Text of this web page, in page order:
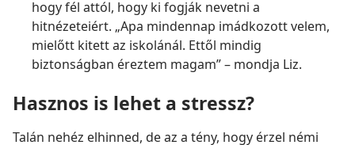
hogy fél attól, hogy ki fogják nevetni a
hitnézeteiért. „Apa mindennap imádkozott velem,
mielőtt kitett az iskolánál. Ettől mindig
biztonságban éreztem magam” – mondja Liz.
Hasznos is lehet a stressz?
Talán nehéz elhinned, de az a tény, hogy érzel némi